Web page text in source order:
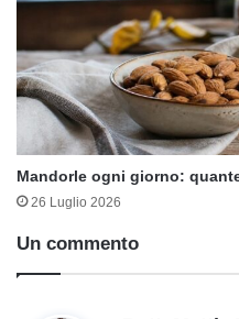
Mandorle ogni giorno:
26 Luglio 2026
Un commento